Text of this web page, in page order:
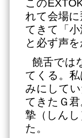
この
れて会場
てきて「
と必ず声
饒舌では
てくる。
みにして
てきたＧ
摯（しん
た。